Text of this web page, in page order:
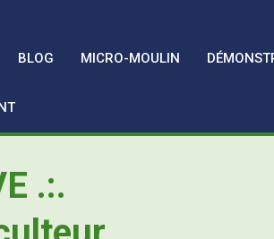
BLOG MICRO-MOULIN
.:.